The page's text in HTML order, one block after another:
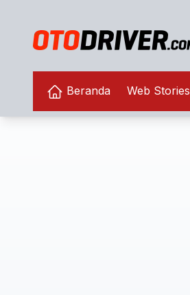
Beranda Web Stories